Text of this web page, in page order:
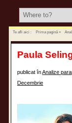
Te afli aici : Prima pagină»
Paula
publicat înAnalize
Decembrie